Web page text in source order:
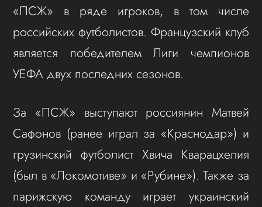
«ПСЖ» в ряде игроков, в том числе
российских футболистов. Французский клуб
является победителем Лиги чемпионов
УЕФА двух последних сезонов.
За «ПСЖ» выступают россиянин Матвей
Сафонов (ранее играл за «Краснодар») и
грузинский футболист Хвича Кварацхелия
(был в «Локомотиве» и «Рубине»). Также за
парижскую команду играет украинский